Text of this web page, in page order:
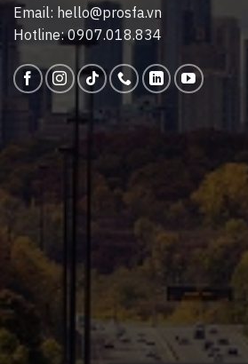
Email: hello@prosfa.vn
Hotline: 0907.018.834